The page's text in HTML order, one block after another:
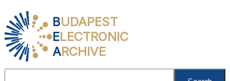
BUDAPEST
ELECTRONIC
ARCHIVE